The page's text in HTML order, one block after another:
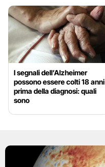
I segnali dell’Alzheimer
possono essere colti 18 anni
prima della diagnosi: quali
sono